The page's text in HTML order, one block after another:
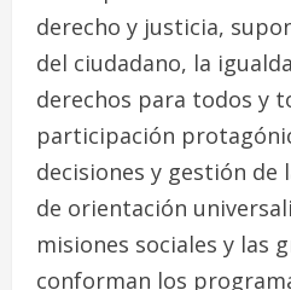
derecho y justicia,
del ciudadano, la
derechos para todos y
participación
decisiones y gestión
de orientación
misiones sociales y las
conforman los